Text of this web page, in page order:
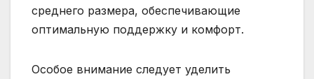
среднего размера, обеспечивающие
оптимальную поддержку и комфорт.
Особое внимание следует уделить